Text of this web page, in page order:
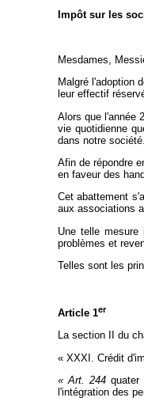
Impôt sur les
Mesdames,
Malgré l'adoption
leur effectif
Alors que l'année
vie quotidienne
dans notre société.
Afin de répondre
en faveur des
Cet abattement
aux associations
Une telle mesure
problèmes et
Telles sont les
Article 1er
La section II du
« XXXI. Crédit
« Art. 244quater
l'intégration des